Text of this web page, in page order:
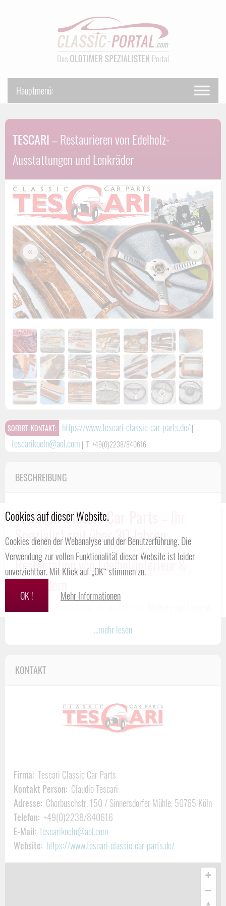
Cookies auf dieser Website.
Cookies dienen der Webanalyse und der Benutzerführung. Die
Verwendung zur vollen Funktionalität dieser Website ist leider
unverzichtbar. Mit Klick auf „OK“ stimmen zu.
OK !
Mehr Informationen
TESCARI– Restaurieren von Edelholz-
Ausstattungen und Lenkräder
« »
SOFORT-KONTAKT: https://www.tescari-classic-car-parts.de/|
tescarikoeln@aol.com | T. +49(0)2238/840616
BESCHREIBUNG
TESCARI Classic Car Parts
Spezialist seit über 30 Jahren
Restauration von Edelholzinterieur &
Lenkrädern
Aufbereitung und Neuanfertigung von
Seit über 30 Jahren restaurieren und fertigen wir hochwertige
Edelholzinterieur Restauration auf
Unser Leistungsspektrum im Bereich
umfasst:
Restauration von Edelholzinterieur
Neufurnieren von Armaturen, Zierteilen und Blenden
Nachfertigung und Neuanfertigung von Trägerhölzern
Hochwertige Lackierung (hochglänzend, seidenmatt oder
offenporig)
...mehr lesen
KONTAKT
Firma: Tescari Classic Car Parts
Kontakt Person: Claudio Tescari
Adresse: Chorbuschstr. 150 / Sinnersdorfer Mühle, 50765 Köln
Telefon: +49(0)2238/840616
E-Mail: tescarikoeln@aol.com
Website: https://www.tescari-classic-car-parts.de/